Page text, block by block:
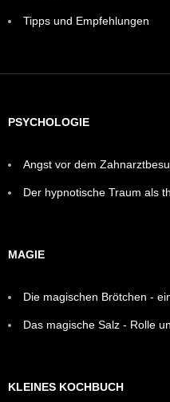
Tipps und Empfehlungen
PSYCHOLOGIE
Angst vor dem
Der hypnotische Traum als
MAGIE
Die magischen Brötchen -
Das magische Salz - Rolle
KLEINES KOCHBUCH